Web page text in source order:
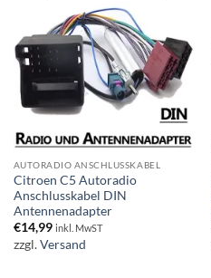
AUTORADIO ANSCHLUSSKABEL
Citroen C5 Autoradio
Anschlusskabel DIN
Antennenadapter
€14,99 inkl. MwST
zzgl.Versand